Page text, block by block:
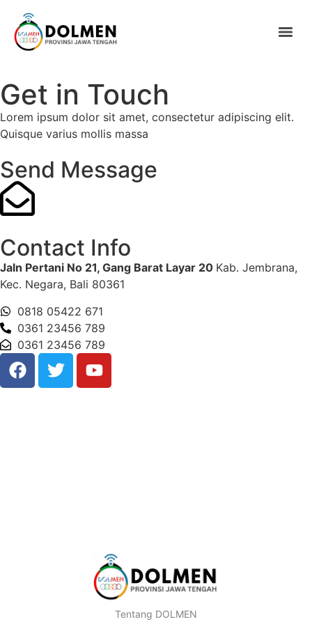
Get in Touch
Lorem ipsum dolor sit amet, consectetur adipiscing elit.
Quisque varius mollis massa
Send Message
Contact Info
Jaln Pertani No 21, Gang Barat Layar 20 Kab. Jembrana,
Kec. Negara, Bali 80361
0818 05422 671
0361 23456 789
0361 23456 789
Tentang DOLMEN